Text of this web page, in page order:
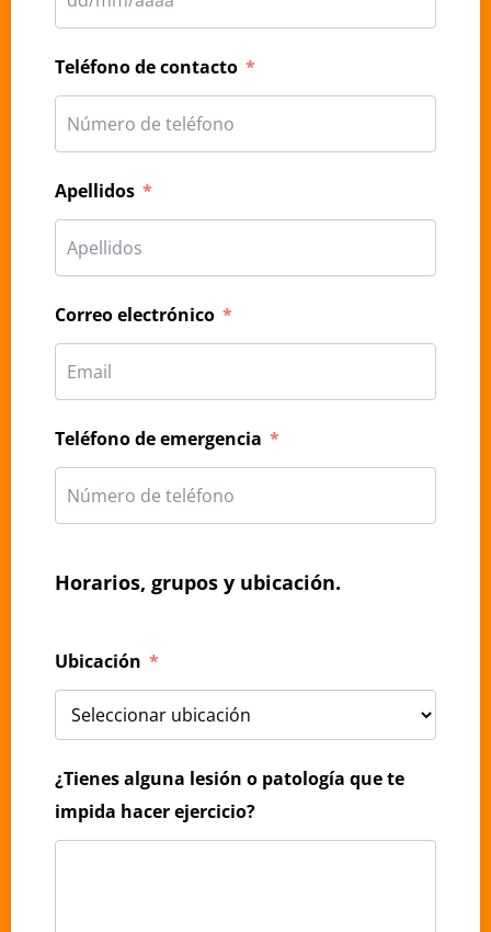
Teléfono de contacto
Apellidos
Correo electrónico
Teléfono de emergencia
Horarios, grupos y ubicación.
Ubicación
¿Tienes alguna lesión o patología que te
impida hacer ejercicio?